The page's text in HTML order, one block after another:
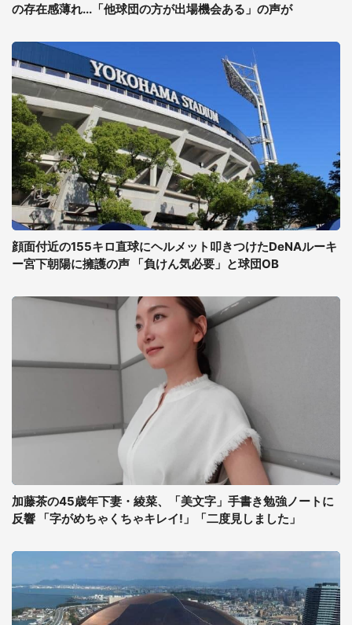
の存在感薄れ...「他球団の方が出場機会ある」の声が
顔面付近の155キロ直球にヘルメット叩きつけたDeNAルーキ
ー宮下朝陽に擁護の声 「負けん気必要」と球団OB
加藤茶の45歳年下妻・綾菜、「美文字」手書き勉強ノートに
反響 「字がめちゃくちゃキレイ!」「二度見しました」